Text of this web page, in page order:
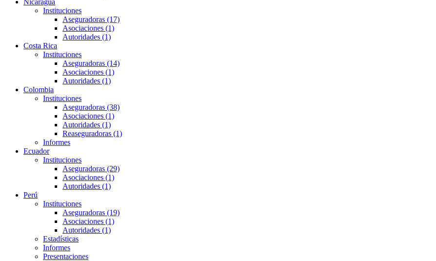
Nicaragua
Instituciones
Aseguradoras (17)
Asociaciones (1)
Autoridades (1)
Costa Rica
Instituciones
Aseguradoras (14)
Asociaciones (1)
Autoridades (1)
Colombia
Instituciones
Aseguradoras (38)
Asociaciones (1)
Autoridades (1)
Reaseguradoras (1)
Informes
Ecuador
Instituciones
Aseguradoras (29)
Asociaciones (1)
Autoridades (1)
Perú
Instituciones
Aseguradoras (19)
Asociaciones (1)
Autoridades (1)
Estadísticas
Informes
Presentaciones